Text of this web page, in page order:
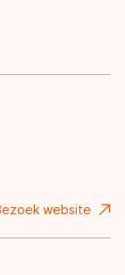
website